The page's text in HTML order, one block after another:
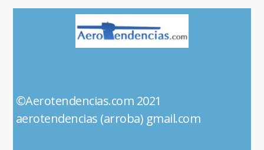
©Aerotendencias.com 2021
aerotendencias (arroba) gmail.com